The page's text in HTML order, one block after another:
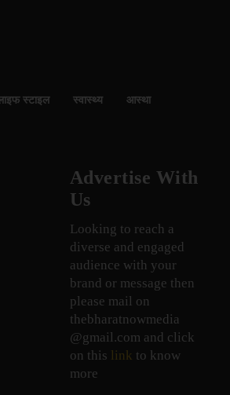
स्टाइल स्वास्थ्य
आस्था
Advertise With
Us
Looking to reach a
diverse and engaged
audience with your
brand or message then
please mail on
thebharatnowmedia
@gmail.com and click
on this link to know
more